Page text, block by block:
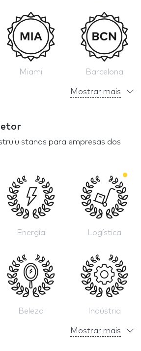
Miami Barcelona
Mostrar mais
stands para empresas dos
Energía Logística
Beleza Indústria
Mostrar mais